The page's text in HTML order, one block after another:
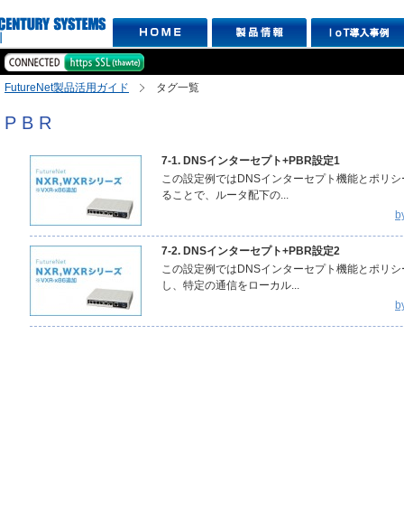
FutureNet製品活用ガイド タグ一覧
PBR
7-1. DNSインターセプト+PBR設定1
この設定例ではDNSインターセプト機能とポリ
ることで、ルータ配下の...
7-2. DNSインターセプト+PBR設定2
この設定例ではDNSインターセプト機能とポリ
し、特定の通信をローカル...